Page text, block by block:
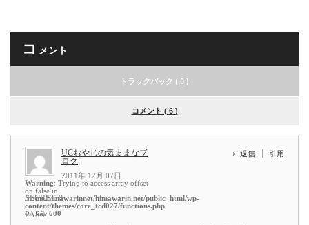
コ メント
トラックバック ( 0 )
コメント ( 6 )
UCおやじの気ままなブ
ログ
2011年 12月 07日
Warning: Trying to access array offset
on false in
/home/himawarinnet/himawarin.net/public_html/wp-
content/themes/core_tcd027/functions.php
on line 600
返信 引用
SECRET: 0
PASS: